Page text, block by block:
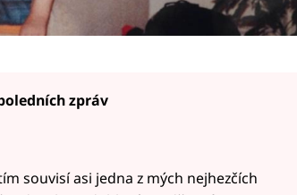
zpráv
souvisí asi jedna z mých nejhezčích